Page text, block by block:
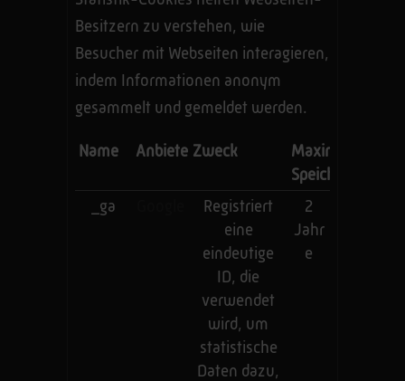
Besitzern zu verstehen, wie
Besucher mit Webseiten interagieren,
indem Informationen anonym
gesammelt und gemeldet werden.
Name Anbieter Zweck
Maximale
Speicherdauer
_ga
Registriert
eine
eindeutige
ID, die
verwendet
wird, um
statistische
Daten dazu,
2
Jahr
e